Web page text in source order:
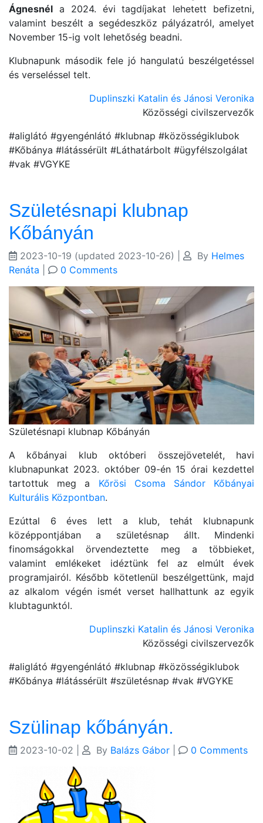
Ágnesnél a 2024. évi tagdíjakat lehetett befizetni,
valamint beszélt a segédeszköz pályázatról, amelyet
November 15-ig volt lehetőség beadni.
Klubnapunk második fele jó hangulatú beszélgetéssel
és verseléssel telt.
Duplinszki Katalin és Jánosi Veronika
Közösségi civilszervezők
#aliglátó #gyengénlátó #klubnap #közösségiklubok
#Kőbánya #látássérült #Láthatárbolt #ügyfélszolgálat
#vak #VGYKE
Születésnapi klubnap
Kőbányán
2023-10-19 (updated 2023-10-26) By Helmes
Renáta
0 Comments
Születésnapi klubnap Kőbányán
A kőbányai klub októberi összejövetelét, havi
klubnapunkat 2023. október 09-én 15 órai kezdettel
tartottuk meg a Kőrösi Csoma Sándor Kőbányai
Kulturális Központban.
Ezúttal 6 éves lett a klub, tehát klubnapunk
középpontjában a születésnap állt. Mindenki
finomságokkal örvendeztette meg a többieket,
valamint emlékeket idéztünk fel az elmúlt évek
programjairól. Később kötetlenül beszélgettünk, majd
az alkalom végén ismét verset hallhattunk az egyik
klubtagunktól.
Duplinszki Katalin és Jánosi Veronika
Közösségi civilszervezők
#aliglátó #gyengénlátó #klubnap #közösségiklubok
#Kőbánya #látássérült #születésnap #vak #VGYKE
Szülinap kőbányán.
2023-10-02 By Balázs Gábor 0 Comments